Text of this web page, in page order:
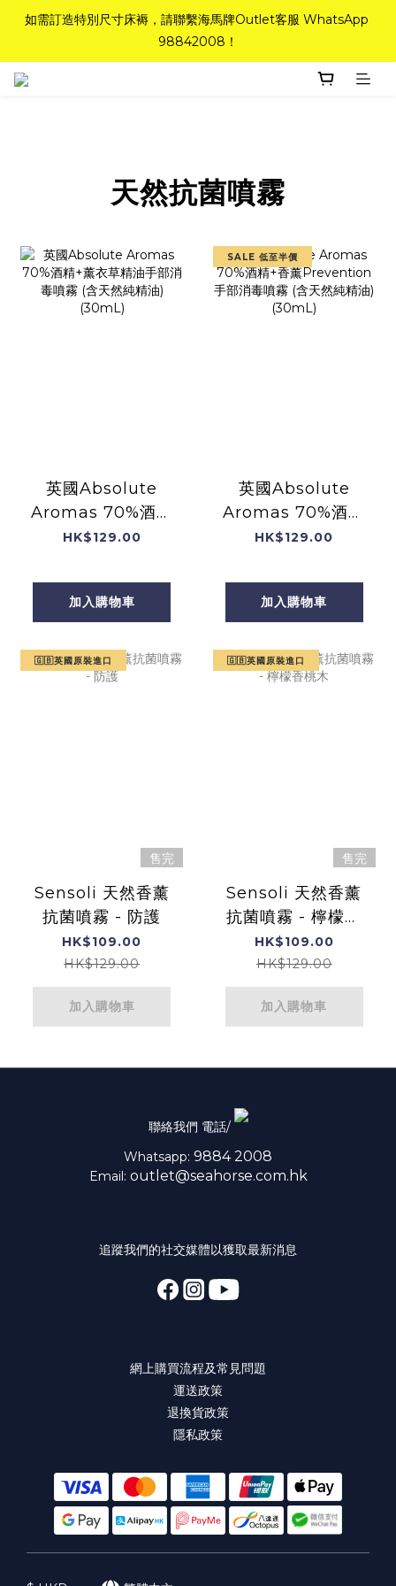
如需訂造特別尺寸床褥，請聯繫海馬牌Outlet客服 WhatsApp
98842008！
如需訂造特別尺寸床褥，請聯繫海馬牌Outlet客服 WhatsApp
98842008！
Top-Tier Quality系列床褥82折(新永久記憶床褥 及 健康記憶床
如需訂造特別尺寸床褥，請聯繫海馬牌Outlet客服 WhatsApp
天然抗菌噴霧
英國Absolute
Aromas 70%酒精
+薰衣草精油手部消
油) (30mL)
HK$129.00
加入購物車
SALE 低至半價
英國Absolute
Aromas 70%酒精
+香薰Prevention
然純精油) (30mL)
HK$129.00
加入購物車
🇬🇧英國原裝進口
售完
Sensoli 天然香薰
抗菌噴霧 - 防護
HK$109.00
HK$129.00
加入購物車
🇬🇧英國原裝進口
售完
Sensoli 天然香薰
抗菌噴霧 - 檸檬香
桃木
HK$109.00
HK$129.00
加入購物車
聯絡我們 電話/
Whatsapp: 9884 2008
Email: outlet@seahorse.com.hk
追蹤我們的社交媒體以獲取最新消息
網上購買流程及常見問題
運送政策
退換貨政策
隱私政策